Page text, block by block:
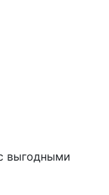
выгодными